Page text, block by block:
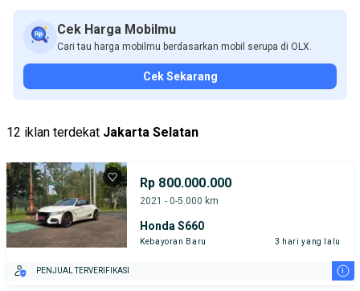
Cek Harga Mobilmu
Cari tau harga mobilmu berdasarkan mobil serupa di OLX.
Cek Sekarang
12 iklan terdekat Jakarta Selatan
Rp 800.000.000
2021 - 0-5.000 km
Honda S660
Kebayoran Baru 3 hari yang lalu
PENJUAL TERVERIFIKASI i